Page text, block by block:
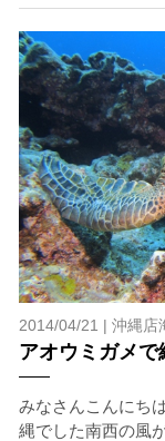
2014/04/21 | 沖縄店
アオウミガメで
みなさんこんにち
縄でした南西の風